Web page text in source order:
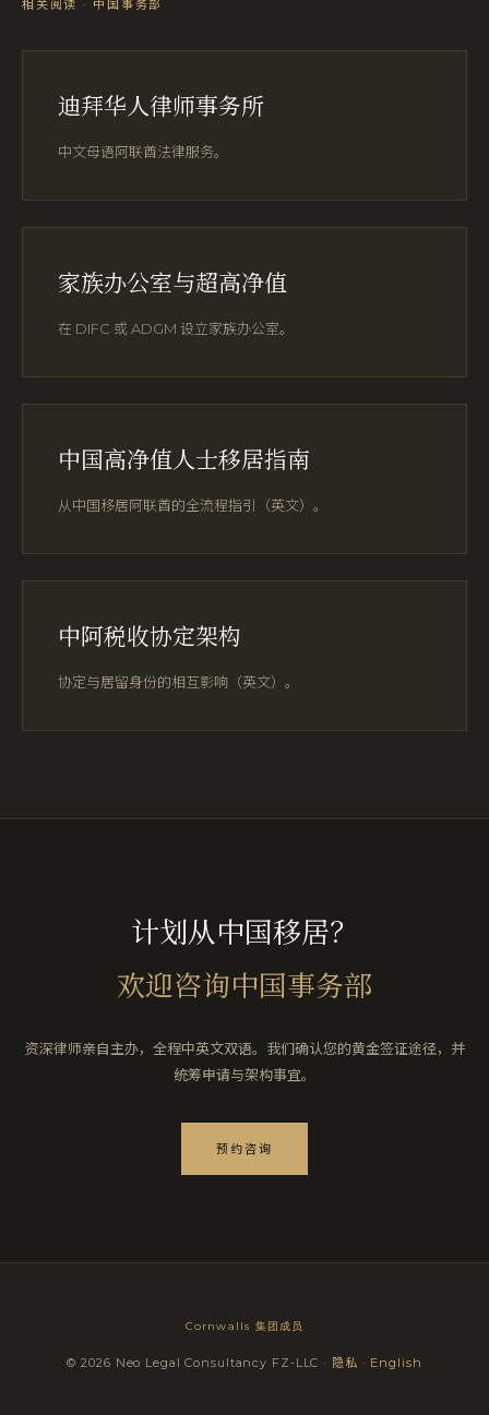
相关阅读 · 中国事务部
迪拜华人律师事务所
中文母语阿联酋法律服务。
家族办公室与超高净值
在 DIFC 或 ADGM 设立家族办公室。
中国高净值人士移居指南
从中国移居阿联酋的全流程指引（英文）。
中阿税收协定架构
协定与居留身份的相互影响（英文）。
计划从中国移居？
欢迎咨询中国事务部
资深律师亲自主办，全程中英文双语。我们确认您的黄金签证途径，并
统筹申请与架构事宜。
预约咨询
Cornwalls 集团成员
© 2026 Neo Legal Consultancy FZ-LLC · 隐私 · English